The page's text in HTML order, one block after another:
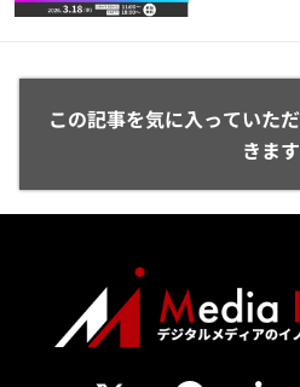
この記事を気に入っていた
きます